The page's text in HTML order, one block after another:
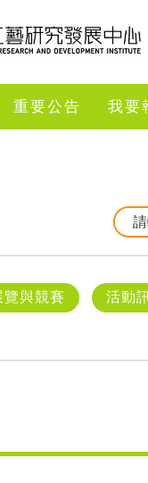
重要公告 我要
覽與競賽 活動